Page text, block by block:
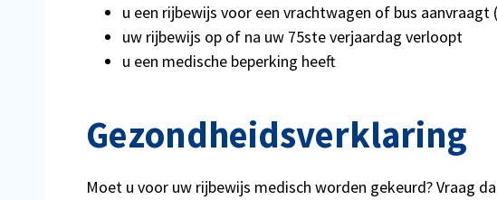
u een rijbewijs voor een vrachtwagen of bus aanvraagt
uw rijbewijs op of na uw 75ste verjaardag verloopt
u een medische beperking heeft
Gezondheidsverklaring
Moet u voor uw rijbewijs medisch worden gekeurd? Vraag